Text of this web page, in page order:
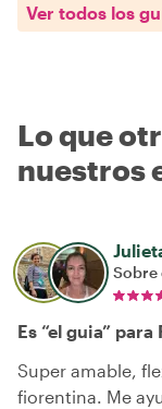
Ver todos los
Lo que
nuestros
Sobre
Es “el guia” para
Super amable,
fiorentina. Me